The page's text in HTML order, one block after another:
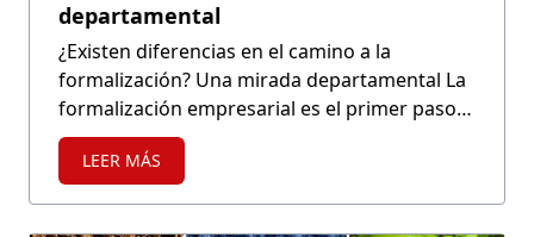
departamental
¿Existen diferencias en el camino a la
formalización? Una mirada departamental La
formalización empresarial es el primer paso
hacia el crecimiento sostenible de las micro y
pequeñas empresas (mypes). Sin embargo,
LEER MÁS